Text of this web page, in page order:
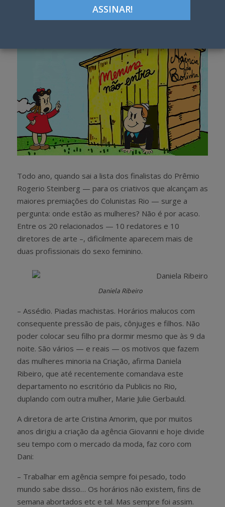
Todo ano, quando sai a lista dos finalistas do Prêmio
Rogerio Steinberg — para os criativos que alcançam as
maiores premiações do Colunistas Rio — surge a
pergunta: onde estão as mulheres? Não é por acaso.
Entre os 20 relacionados — 10 redatores e 10
diretores de arte –, dificilmente aparecem mais de
duas profissionais do sexo feminino.
Daniela Ribeiro
– Assédio. Piadas machistas. Horários malucos com
consequente pressão de pais, cônjuges e filhos. Não
poder colocar seu filho pra dormir mesmo que às 9 da
noite. São vários — e reais — os motivos que fazem
das mulheres minoria na Criação, afirma Daniela
Ribeiro, que até recentemente comandava este
departamento no escritório da Publicis no Rio,
duplando com outra mulher, Marie Julie Gerbauld.
A diretora de arte Cristina Amorim, que por muitos
anos dirigiu a criação da agência Giovanni e hoje divide
seu tempo com o mercado da moda, faz coro com
Dani:
– Trabalhar em agência sempre foi pesado, todo
mundo sabe disso… Os horários não existem, fins de
semana abortados etc e tal. Mas sempre foi assim.